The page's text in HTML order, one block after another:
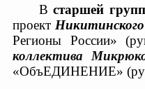
Встаршей
проект
Регионы России»
коллектива
«ОбъЕДИНЕНИЕ»